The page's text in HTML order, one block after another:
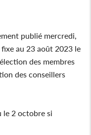
publié mercredi,
fixe au 23 août 2023 le
des membres
des conseillers
le 2 octobre si